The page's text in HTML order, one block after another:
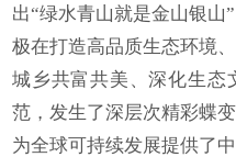
出“绿水青山就是金山银山
极在打造高品质生态环境
城乡共富共美、深化生态
范，发生了深层次精彩蝶
为全球可持续发展提供了